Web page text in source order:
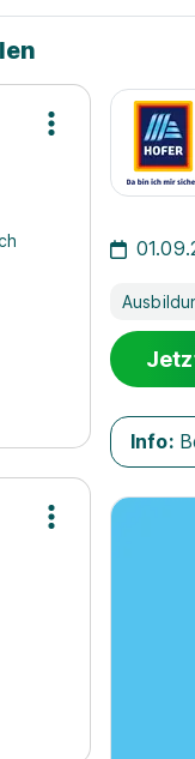
Info: